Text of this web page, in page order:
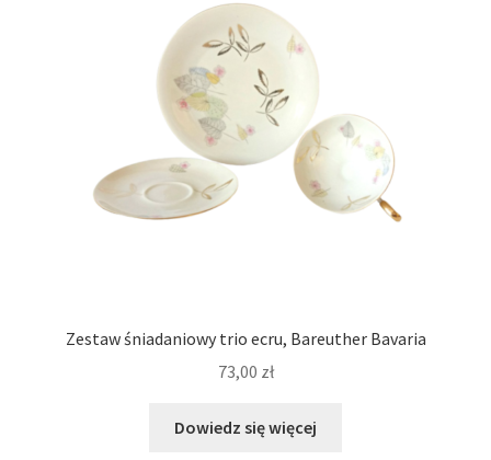
Zestaw śniadaniowy trio ecru, Bareuther Bavaria
73,00 zł
Dowiedz się więcej